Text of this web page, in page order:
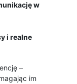
w
i realne
–
im